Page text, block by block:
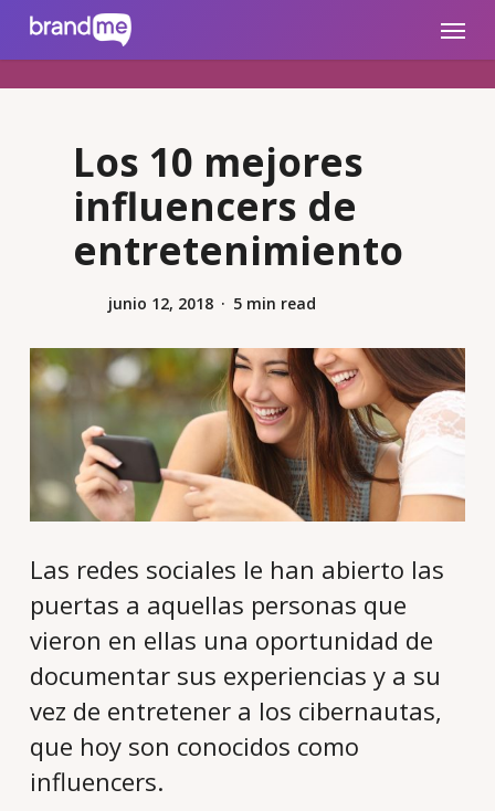
brandme.la Menu
Los 10 mejores
influencers de
entretenimiento
junio 12, 2018 5 min read
Las redes sociales le han abierto las
puertas a aquellas personas que
vieron en ellas una oportunidad de
documentar sus experiencias y a su
vez de entretener a los cibernautas,
que hoy son conocidos como
influencers.